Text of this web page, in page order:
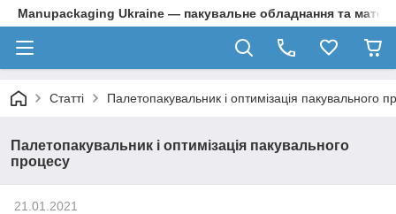
Manupackaging Ukraine — пакувальне обладнання та
Статті Палетопакувальник і оптимізація пакувального
Палетопакувальник і оптимізація пакувального
процесу
21.01.2021